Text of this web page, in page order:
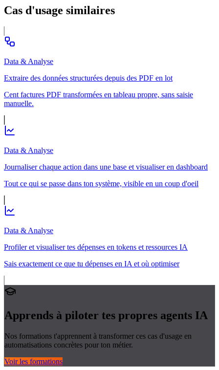
Cas d'usage similaires
Data & Analyse
Extraire des données structurées depuis des PDF en lot
Cent factures PDF transformées en tableau propre, sans saisie
manuelle.
Data & Analyse
Journaliser chaque action dans une base et visualiser en dashboard
Tout ce qui se passe dans ton système, visible en un coup d'oeil
Data & Analyse
Profiler et visualiser tes dépenses en tokens et ressources IA
Sais exactement ce que tu dépenses en IA et où optimiser
Apprends à piloter tes propres agents IA
Nos formations t'apprennent à transformer ces cas d'usage en
automatisations concrètes pour ton métier.
Voir les formations